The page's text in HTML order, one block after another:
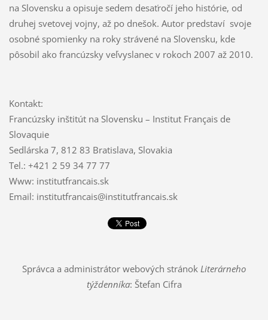
na Slovensku a opisuje sedem desaťročí jeho histórie, od
druhej svetovej vojny, až po dnešok. Autor predstaví svoje
osobné spomienky na roky strávené na Slovensku, kde
pôsobil ako francúzsky veľvyslanec v rokoch 2007 až 2010.
Kontakt:
Francúzsky inštitút na Slovensku – Institut Français de
Slovaquie
Sedlárska 7, 812 83 Bratislava, Slovakia
Tel.: +421 2 59 34 77 77
Www: institutfrancais.sk
Email: institutfrancais@institutfrancais.sk
Správca a administrátor webových stránok Literárneho
týždenníka: Štefan Cifra